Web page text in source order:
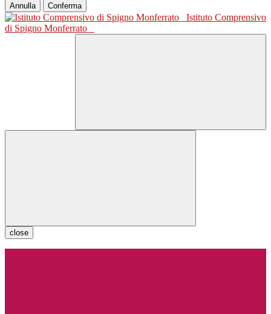
Annulla Conferma
Istituto Comprensivo
di Spigno Monferrato
close